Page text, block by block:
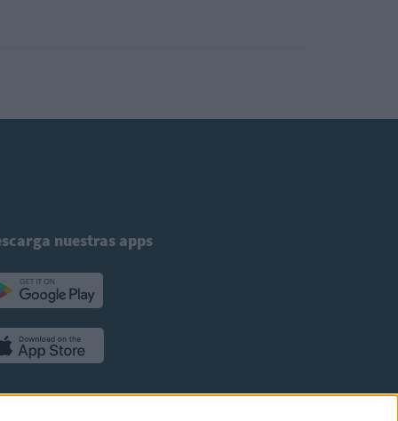
nuestras apps